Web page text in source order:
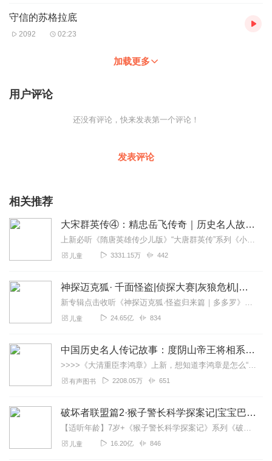
守信的苏格拉底
2092 02:23
加载更多
用户评论
还没有评论，快来发表第一个评论！
发表评论
相关推荐
大宋群英传④：精忠岳飞传奇｜历史名人故事｜英雄演义
上新必听《隋唐英雄传少儿版》“大唐群英传”系列《小神仙大侦探|狄仁杰探案传奇番外》《狄仁杰探案传奇之四海风云》《狄仁杰探案传奇之长安风云》《大唐群英传之狄仁...
儿童 3331.15万 442
神探迈克狐· 千面怪盗|侦探大赛|灰狼危机|多多罗
新专辑点击收听《神探迈克狐·怪盗归来篇｜多多罗》！！！>>>点击进入主播橱窗购买《神探迈克狐》系列图书吧!<<<多多罗故事【点击前往】收听多多罗其他好玩有趣的故...
儿童 24.65亿 834
中国历史名人传记故事：度阴山帝王将相系列
>>>>《大清重臣李鸿章》上新，想知道李鸿章是怎么“草根逆袭”的吗？现在收听有机会获得实体书奖品哦！【社群福利】2024熊猫君听书社群全新升级，欢迎熊猫君的粉丝...
有声图书 2208.05万 651
破坏者联盟篇2·猴子警长科学探案记|宝宝巴士故事
【适听年龄】7岁+《猴子警长科学探案记》系列《破坏者联盟篇1·猴子警长科学探案记》>>>《破坏者联盟篇2·猴子警长科学探案记》>>>《破坏者联盟篇3·猴子警长科...
儿童 16.20亿 846